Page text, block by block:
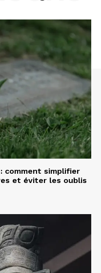
comment simplifier
et éviter les oublis